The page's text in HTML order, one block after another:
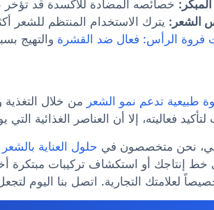
خصائصه المضادة للأكسدة قد
الشعر: يترك الاستخدام المنتظم للشعر
فروة الرأس: فعال ضد القشرة والتهيج
طبيعية تدعم نمو الشعر من خلال
لتأكيد فعاليته، إلا أن العناصر الغذائية
نحن متخصصون في حلول العناية بالشعر
خط إنتاجك أو استكشاف تركيبات مبتكرة
لعلامتك التجارية. اتصل بنا اليوم